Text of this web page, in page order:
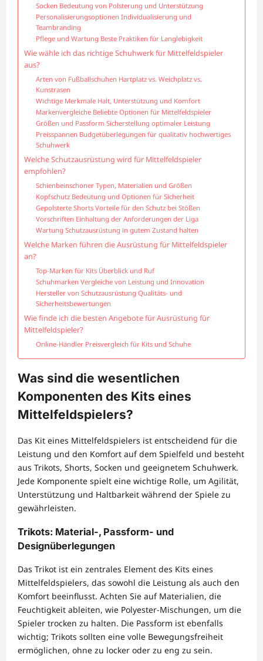
Socken Bedeutung von Polsterung und Unterstützung
Personalisierungsoptionen Individualisierung und
Teambranding
Pflege und Wartung Beste Praktiken für Langlebigkeit
Wie wähle ich das richtige Schuhwerk für Mittelfeldspieler
aus?
Arten von Fußballschuhen Hartplatz vs. Weichplatz vs.
Kunstrasen
Wichtige Merkmale Halt, Unterstützung und Komfort
Markenvergleiche Beliebte Optionen für Mittelfeldspieler
Größen und Passform Sicherstellung optimaler Leistung
Preisspannen Budgetüberlegungen für qualitativ hochwertiges
Schuhwerk
Welche Schutzausrüstung wird für Mittelfeldspieler
empfohlen?
Schienbeinschoner Typen, Materialien und Größen
Kopfschutz Bedeutung und Optionen für Sicherheit
Gepolsterte Shorts Vorteile für den Schutz bei Stößen
Vorschriften Einhaltung der Anforderungen der Liga
Wartung Schutzausrüstung in gutem Zustand halten
Welche Marken führen die Ausrüstung für Mittelfeldspieler
an?
Top-Marken für Kits Überblick und Ruf
Schuhmarken Vergleiche von Leistung und Innovation
Hersteller von Schutzausrüstung Qualitäts- und
Sicherheitsbewertungen
Wie finde ich die besten Angebote für Ausrüstung für
Mittelfeldspieler?
Online-Händler Preisvergleich für Kits und Schuhe
Was sind die wesentlichen
Komponenten des Kits eines
Mittelfeldspielers?
Das Kit eines Mittelfeldspielers ist entscheidend für die
Leistung und den Komfort auf dem Spielfeld und besteht
aus Trikots, Shorts, Socken und geeignetem Schuhwerk.
Jede Komponente spielt eine wichtige Rolle, um Agilität,
Unterstützung und Haltbarkeit während der Spiele zu
gewährleisten.
Trikots: Material-, Passform- und
Designüberlegungen
Das Trikot ist ein zentrales Element des Kits eines
Mittelfeldspielers, das sowohl die Leistung als auch den
Komfort beeinflusst. Achten Sie auf Materialien, die
Feuchtigkeit ableiten, wie Polyester-Mischungen, um die
Spieler trocken zu halten. Die Passform ist ebenfalls
wichtig; Trikots sollten eine volle Bewegungsfreiheit
ermöglichen, ohne zu locker oder zu eng zu sein.